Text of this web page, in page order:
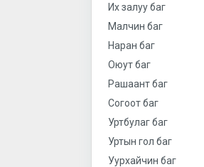
Их залуу баг
Малчин баг
Наран баг
Оюут баг
Рашаант баг
Согоот баг
Уртбулаг баг
Уртын гол баг
Уурхайчин баг